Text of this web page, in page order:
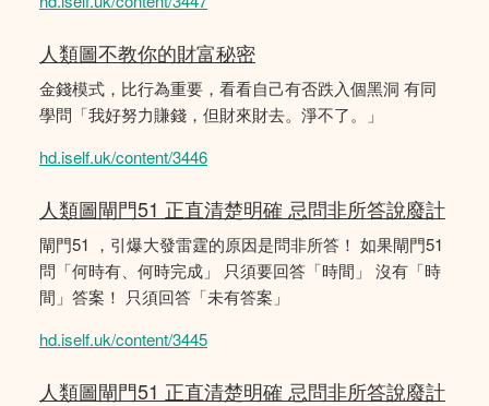
人類圖不教你的財富秘密
金錢模式，比行為重要，看看自己有否跌入個黑洞 有同
學問「我好努力賺錢，但財來財去。淨不了。」
hd.iself.uk/content/3446
人類圖閘門51 正直清楚明確 忌問非所答說廢計
閘門51 ，引爆大發雷霆的原因是問非所答！ 如果閘門51
問「何時有、何時完成」 只須要回答「時間」 沒有「時
間」答案！ 只須回答「未有答案」
hd.iself.uk/content/3445
人類圖閘門51 正直清楚明確 忌問非所答說廢計